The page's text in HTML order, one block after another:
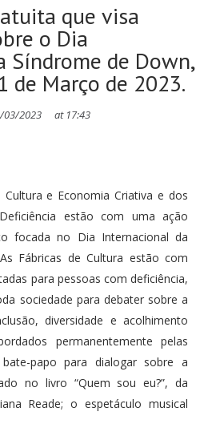
que visa
o Dia
Síndrome de Down,
de Março de 2023.
03/2023 at 17:43
Cultura e Economia Criativa e dos
estão com uma ação
focada no Dia Internacional da
Fábricas de Cultura estão com
para pessoas com deficiência,
sociedade para debater sobre a
diversidade e acolhimento
permanentemente pelas
papo para dialogar sobre a
no livro “Quem sou eu?”, da
Reade; o espetáculo musical